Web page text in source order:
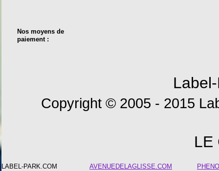
Nos moyens de
paiement :
Copyright © 2005 - 2015
LE
LABEL-PARK.COM
AVENUEDELAGLISSE.COM